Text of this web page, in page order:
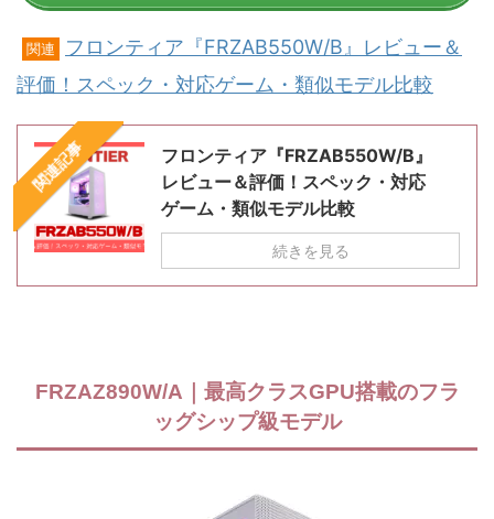
関連
フロンティア『FRZAB550W/B』レビュー＆
評価！スペック・対応ゲーム・類似モデル比較
関連記事
フロンティア『FRZAB550W/B』
レビュー＆評価！スペック・対応
ゲーム・類似モデル比較
続きを見る
FRZAZ890W/A｜最高クラスGPU搭載のフラ
ッグシップ級モデル